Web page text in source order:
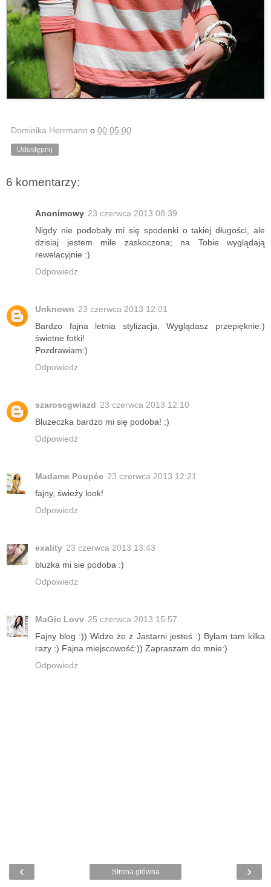
Dominika Herrmann o 00:05:00
Udostępnij
6 komentarzy:
Anonimowy 23 czerwca 2013 08:39
Nigdy nie podobały mi się spodenki o takiej długości, ale
dzisiaj jestem mile zaskoczona; na Tobie wyglądają
rewelacyjnie :)
Odpowiedz
Unknown 23 czerwca 2013 12:01
Bardzo fajna letnia stylizacja. Wyglądasz przepięknie:)
świetne fotki!
Pozdrawiam:)
Odpowiedz
szaroscgwiazd 23 czerwca 2013 12:10
Bluzeczka bardzo mi się podoba! ;)
Odpowiedz
Madame Poupée 23 czerwca 2013 12:21
fajny, świeży look!
Odpowiedz
exality 23 czerwca 2013 13:43
bluzka mi sie podoba :)
Odpowiedz
MaGic Lovv 25 czerwca 2013 15:57
Fajny blog :)) Widze że z Jastarni jesteś :) Byłam tam kilka
razy :) Fajna miejscowość:)) Zapraszam do mnie:)
Odpowiedz
‹ ›
Strona główna